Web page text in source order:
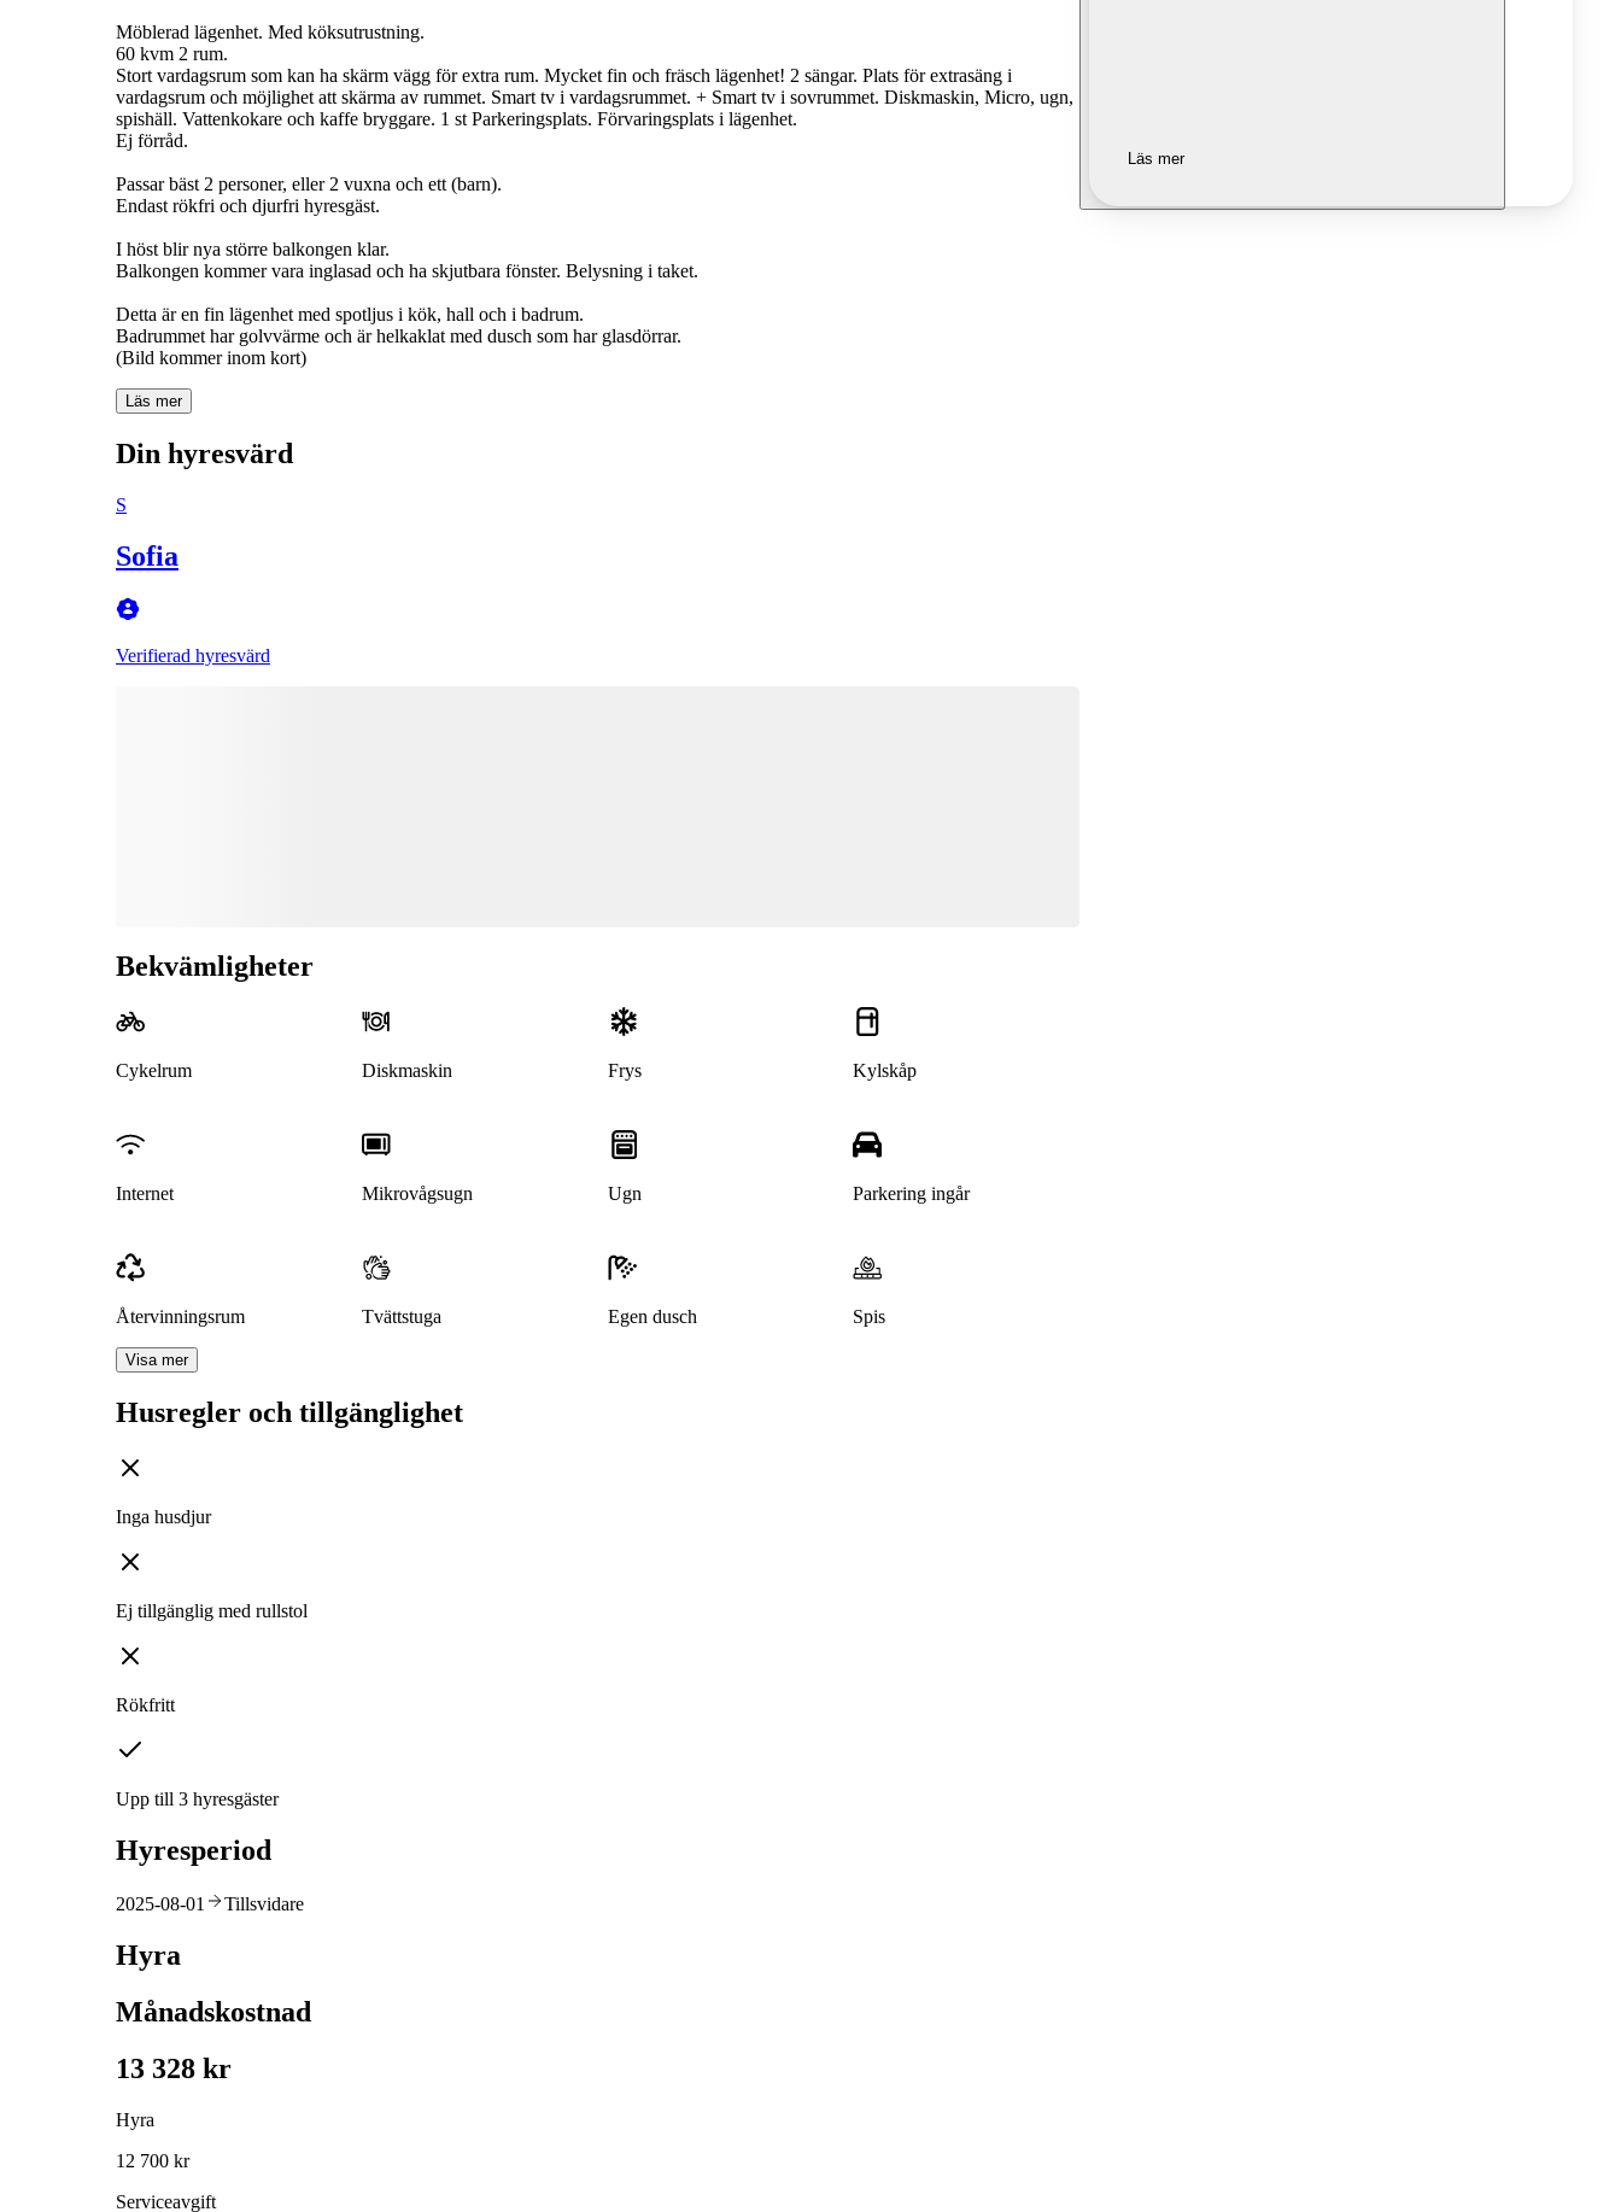
Möblerad lägenhet. Med köksutrustning.
60 kvm 2 rum.
Stort vardagsrum som kan ha skärm vägg för extra rum. Mycket fin och fräsch lägenhet! 2 sängar. Plats för extrasäng i
vardagsrum och möjlighet att skärma av rummet. Smart tv i vardagsrummet. + Smart tv i sovrummet. Diskmaskin, Micro, ugn,
spishäll. Vattenkokare och kaffe bryggare. 1 st Parkeringsplats. Förvaringsplats i lägenhet.
Ej förråd.
Passar bäst 2 personer, eller 2 vuxna och ett (barn).
Endast rökfri och djurfri hyresgäst.
I höst blir nya större balkongen klar.
Balkongen kommer vara inglasad och ha skjutbara fönster. Belysning i taket.
Detta är en fin lägenhet med spotljus i kök, hall och i badrum.
Badrummet har golvvärme och är helkaklat med dusch som har glasdörrar.
(Bild kommer inom kort)
Läs mer
Din hyresvärd
S
Sofia
Verifierad hyresvärd
Bekvämligheter
Cykelrum Diskmaskin Frys Kylskåp
Internet Mikrovågsugn Ugn Parkering ingår
Återvinningsrum Tvättstuga Egen dusch Spis
Visa mer
Husregler och tillgänglighet
Inga husdjur
Ej tillgänglig med rullstol
Rökfritt
Upp till 3 hyresgäster
Hyresperiod
2025-08-01 Tillsvidare
Hyra
Månadskostnad
13 328 kr
Hyra
12 700 kr
Serviceavgift
Läs mer